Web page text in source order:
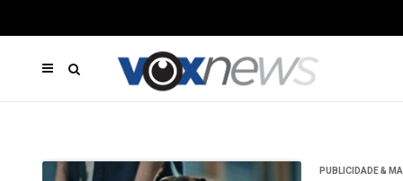
PUBLICIDADE &